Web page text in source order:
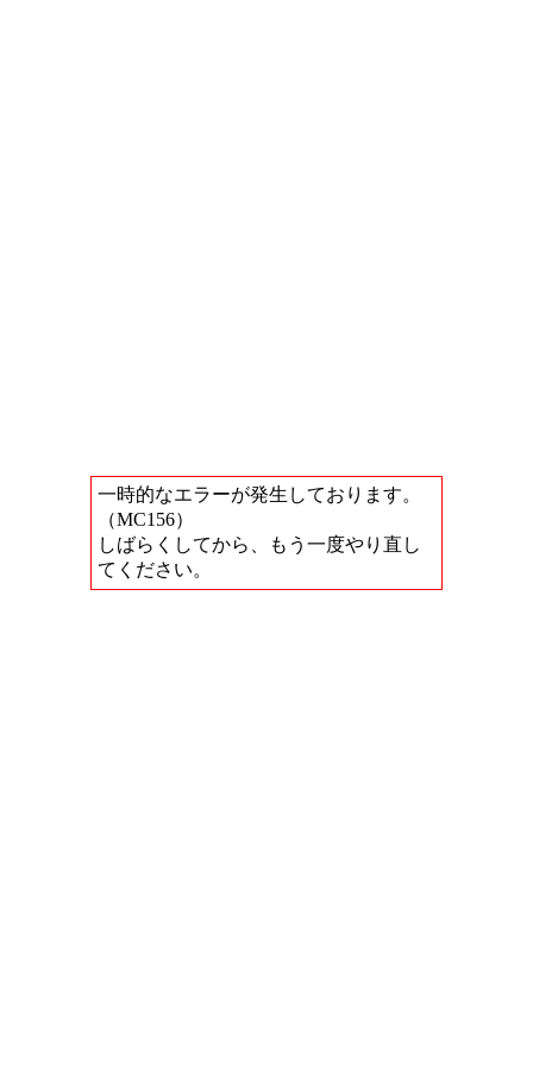
一時的なエラーが発生しております。
（MC156）
しばらくしてから、もう一度やり直し
てください。